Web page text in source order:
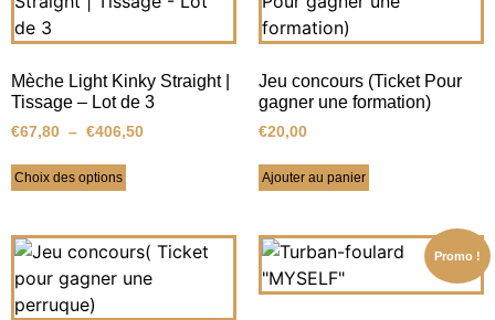
Mèche Light Kinky Straight |
Tissage – Lot de 3
€67,80 – €406,50
Choix des options
Jeu concours (Ticket Pour
gagner une formation)
€20,00
Ajouter au panier
Promo !